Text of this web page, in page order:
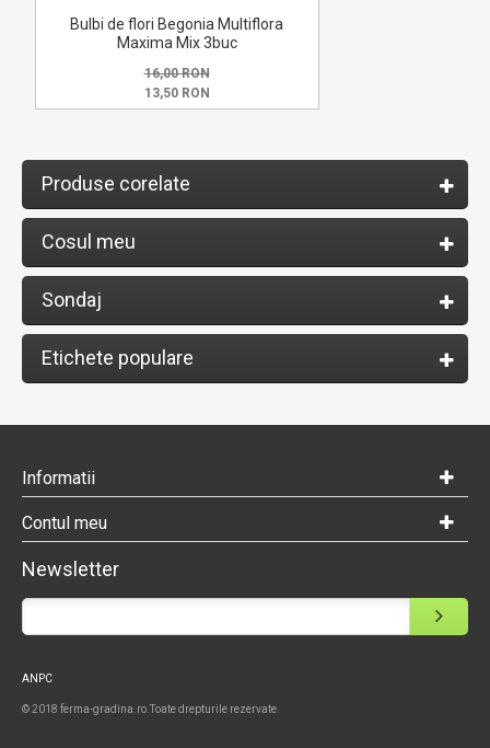
Bulbi de flori Begonia Multiflora
Maxima Mix 3buc
16,00 RON
13,50 RON
Produse corelate
Cosul meu
Sondaj
Etichete populare
Informatii
Contul meu
Newsletter
ANPC
© 2018 ferma-gradina.ro.Toate drepturile rezervate.